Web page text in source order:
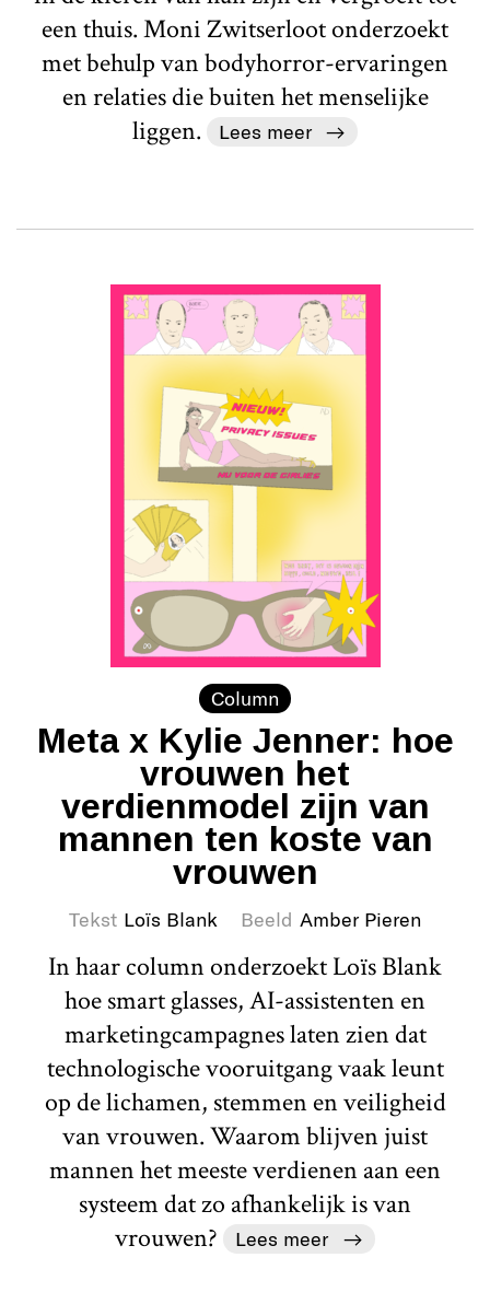
een thuis. Moni Zwitserloot onderzoekt
met behulp van bodyhorror-ervaringen
en relaties die buiten het menselijke
liggen.
Lees meer
Column
Meta x Kylie Jenner: hoe
vrouwen het
verdienmodel zijn van
mannen ten koste van
vrouwen
Tekst Loïs Blank Beeld Amber Pieren
In haar column onderzoekt Loïs Blank
hoe smart glasses, AI-assistenten en
marketingcampagnes laten zien dat
technologische vooruitgang vaak leunt
op de lichamen, stemmen en veiligheid
van vrouwen. Waarom blijven juist
mannen het meeste verdienen aan een
systeem dat zo afhankelijk is van
vrouwen?
Lees meer